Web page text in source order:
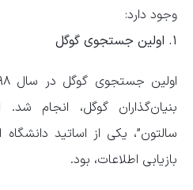
وجود دارد:
۱. اولین جستجوی گوگل
بنیان‌گذاران گوگل، انجام
سالتون”، یکی از اساتید
بازیابی اطلاعات، بود.